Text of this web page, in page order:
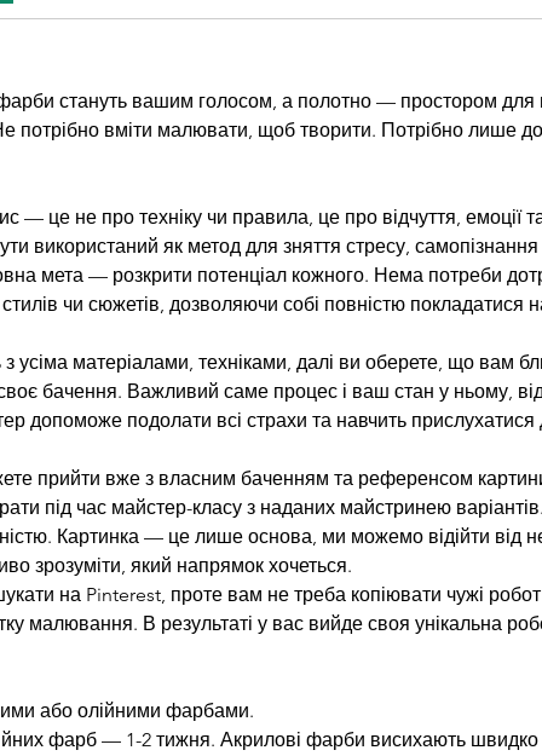
стануть вашим голосом, а полотно — простором для
потрібно вміти малювати, щоб творити. Потрібно лише
— це не про техніку чи правила, це про відчуття, емоції
використаний як метод для зняття стресу, самопізнання
мета — розкрити потенціал кожного. Нема потреби
стилів чи сюжетів, дозволяючи собі повністю покладатися
усіма матеріалами, техніками, далі ви оберете, що вам
своє бачення. Важливий саме процес і ваш стан у ньому,
допоможе подолати всі страхи та навчить прислухатися
прийти вже з власним баченням та референсом
під час майстер-класу з наданих майстринею
Картинка — це лише основа, ми можемо відійти від
зрозуміти, який напрямок хочеться.
на Pinterest, проте вам не треба копіювати чужі
малювання. В результаті у вас вийде своя унікальна
або олійними фарбами.
фарб — 1-2 тижня. Акрилові фарби висихають швидко